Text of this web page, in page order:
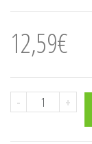
12,59€
-
quantité+